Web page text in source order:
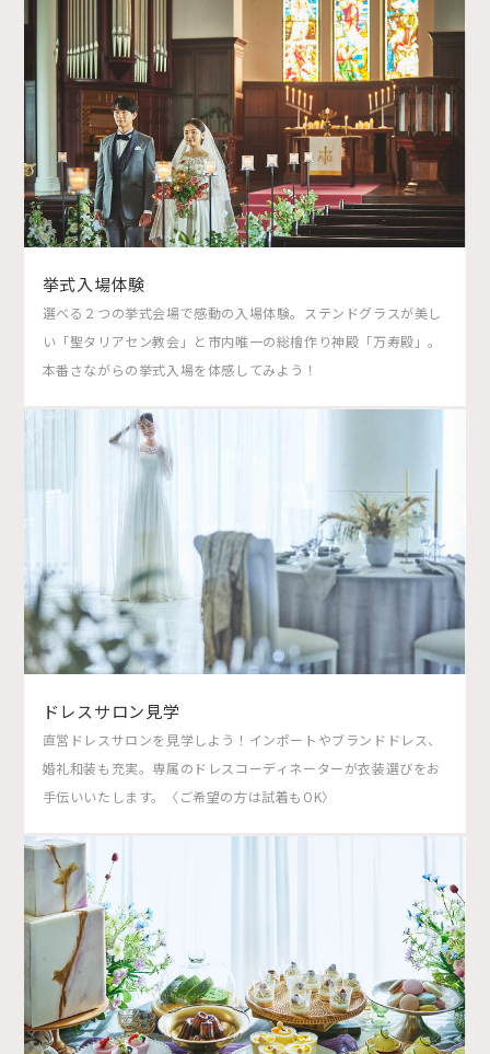
挙式入場体験
選べる２つの挙式会場で感動の入場体験。ステンドグラスが美し
い「聖タリアセン教会」と市内唯一の総檜作り神殿「万寿殿」。
本番さながらの挙式入場を体感してみよう！
ドレスサロン見学
直営ドレスサロンを見学しよう！インポートやブランドドレス、
婚礼和装も充実。専属のドレスコーディネーターが衣装選びをお
手伝いいたします。〈ご希望の方は試着もOK〉